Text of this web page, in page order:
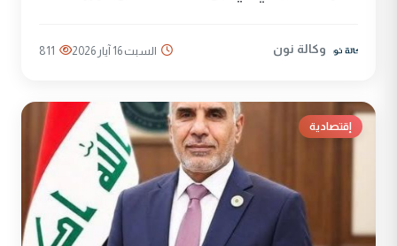
وكالة نون السبت 16 آيار 2026 811
إقتصادية